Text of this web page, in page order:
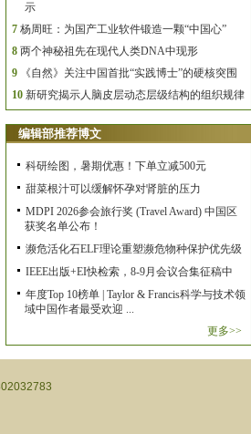
示
7 杨周旺：为国产工业软件锻造一颗“中国心”
8 两个神秘祖先在现代人类DNA中现形
9
《自然》关注中国首批“实践博士”的硬核突围
10 新研究揭示人脑皮层动态层级结构的组织规律
编辑部推荐博文
科研绘图，暑期优惠！下单立减500元
甜菜根汁可以缓解怀孕对肾脏的压力
MDPI 2026参会旅行奖 (Travel Award) 中国区
获奖名单公布！
濒危活化石ELF理论重塑濒危物种保护优先级
IEEE出版+EI快检索，8-9月会议合集征稿中
年度Top 10榜单 | Taylor & Francis科学与技术领
域中国作者最受欢迎 ...
更多>>